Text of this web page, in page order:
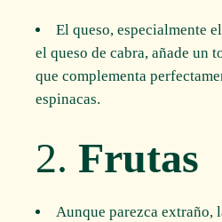
El queso, especialmente
el queso de cabra, añade un
que complementa
espinacas.
2.Frutas
Aunque parezca extraño,